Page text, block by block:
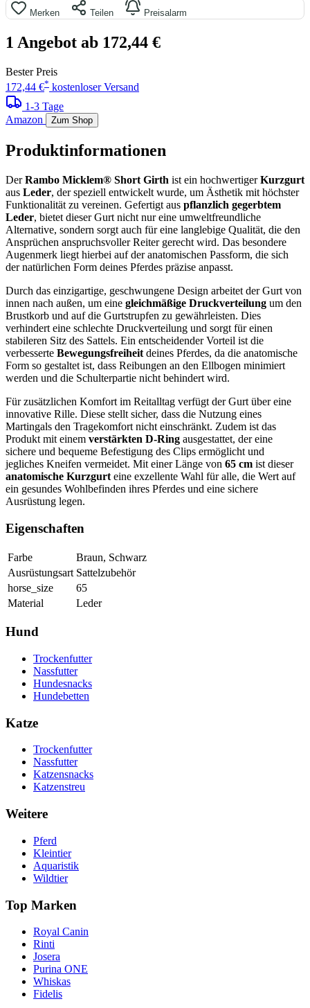
Merken Teilen Preisalarm
1 Angebot ab 172,44 €
Bester Preis
172,44 €* kostenloser Versand
1-3 Tage
Amazon
Zum Shop
Produktinformationen
DerRambo Micklem® Short Girth ist ein hochwertigerKurzgurt
aus Leder, der speziell entwickelt wurde, um Ästhetik mit höchster
Funktionalität zu vereinen. Gefertigt aus pflanzlich gegerbtem
Leder, bietet dieser Gurt nicht nur eine umweltfreundliche
Alternative, sondern sorgt auch für eine langlebige Qualität, die den
Ansprüchen anspruchsvoller Reiter gerecht wird. Das besondere
Augenmerk liegt hierbei auf der anatomischen Passform, die sich
der natürlichen Form deines Pferdes präzise anpasst.
Durch das einzigartige, geschwungene Design arbeitet der Gurt von
innen nach außen, um eine gleichmäßige Druckverteilung um den
Brustkorb und auf die Gurtstrupfen zu gewährleisten. Dies
verhindert eine schlechte Druckverteilung und sorgt für einen
stabileren Sitz des Sattels. Ein entscheidender Vorteil ist die
verbesserte Bewegungsfreiheit deines Pferdes, da die anatomische
Form so gestaltet ist, dass Reibungen an den Ellbogen minimiert
werden und die Schulterpartie nicht behindert wird.
Für zusätzlichen Komfort im Reitalltag verfügt der Gurt über eine
innovative Rille. Diese stellt sicher, dass die Nutzung eines
Martingals den Tragekomfort nicht einschränkt. Zudem ist das
Produkt mit einem verstärkten D-Ring ausgestattet, der eine
sichere und bequeme Befestigung des Clips ermöglicht und
jegliches Kneifen vermeidet. Mit einer Länge von 65 cm ist dieser
anatomische Kurzgurt eine exzellente Wahl für alle, die Wert auf
ein gesundes Wohlbefinden ihres Pferdes und eine sichere
Ausrüstung legen.
Eigenschaften
Farbe
Braun, Schwarz
Ausrüstungsart Sattelzubehör
horse_size
65
Material
Leder
Hund
Trockenfutter
Nassfutter
Hundesnacks
Hundebetten
Katze
Trockenfutter
Nassfutter
Katzensnacks
Katzenstreu
Weitere
Pferd
Kleintier
Aquaristik
Wildtier
Top Marken
Royal Canin
Rinti
Josera
Purina ONE
Whiskas
Fidelis